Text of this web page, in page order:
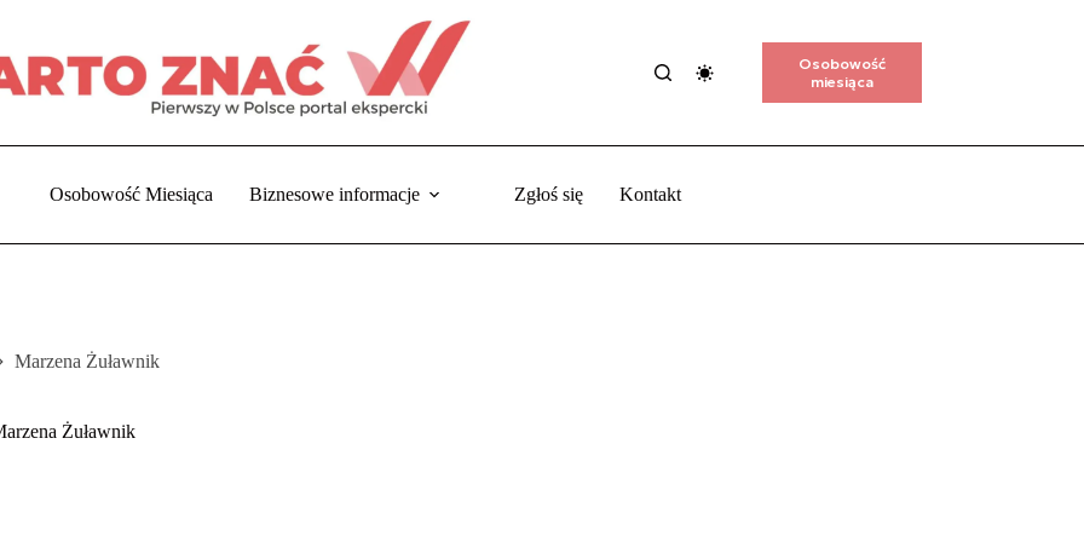
Osobowość
miesiąca
Osobowość Miesiąca Biznesowe informacje Zgłoś się Kontakt
Marzena Żuławnik
Żuławnik